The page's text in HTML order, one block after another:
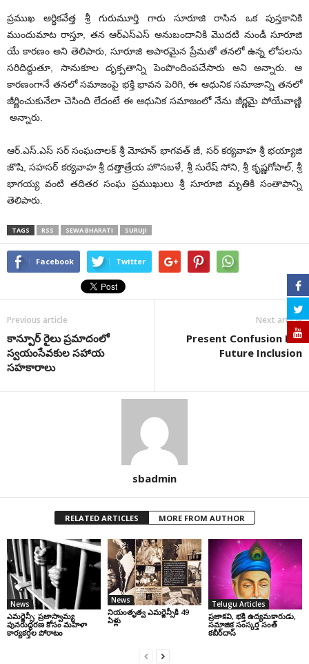
ప్రముఖ ఆర్థికవేత్త శ్రీ గురుమూర్తి గారు సూరూజి రాసిన ఒక పుస్తకానికి
ముందుమాట రాస్తూ, తన ఆర్ఎస్ఎస్ అనుబందానికి మొదటి నుండీ సూరూజి
యే కారణం అని తెలిపారు, సూరూజి అపారమైన ప్రేమతో తనలో ఉన్న లోపలను
సరిదిద్దుతూ, సానుకూల దృక్పతాన్ని పెంపొందింపచేసారు అని అన్నారు. ఆ
కారణంగానే తనలో సమాజంపై భక్తి భావన పెరిగి, ఈ ఆధునిక సమాజాన్ని తనలో
జీర్ణించుకునేలా చెసింది లేదంటే ఈ ఆధునిక సమాజంలో నేను జీర్ణమై పోయేవాణ్ణి
అన్నారు.
ఆర్.ఎస్.ఎస్ సర్ సంఘచాలక్ శ్రీ మోహన్ భాగవత్ జీ, సర్ కర్యవాహ శ్రీ భయ్యాజి
జొషి, సహసర్ కర్యవాహ శ్రీ దత్తాత్రేయ హొసబళే, శ్రీ సురేష్ సోని, శ్రీ కృష్ణగోపాల్, శ్రీ
భాగయ్య వంటి తదితర సంఘ ప్రముఖులు శ్రీ సూరూజి మృతికి సంతాపాన్ని
తెలిపారు.
TAGS RSS SEWA BHARATI SURUJI
Facebook Twitter
Previous article
కాన్పూర్ రైలు ప్రమాదంలో
స్వయంసేవకుల సహాయ
సహకారాలు
Next article
Present Confusion For
Future Inclusion
sbadmin
RELATED ARTICLES MORE FROM AUTHOR
News
ఎమర్జెన్సీ: ప్రజాస్వామ్య
పునరుద్ధరణ కోసం మహిళా
కార్యకర్తల పోరాటం
News
నియంతృత్వ ఎమర్జెన్సీకి 49
ఏళ్లు
Telugu Articles
ప్రజాకవి, భక్తి ఉద్యమకారుడు,
సమాజిక సంస్కర్త సంత్‌
కబీర్‌దాస్‌